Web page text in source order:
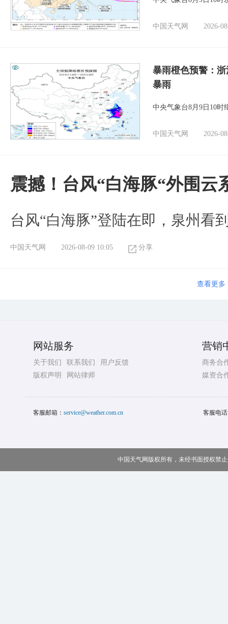
中国天气网 2026-
暴雨橙色预警：
暴雨
中央气象台8月9日10时
中国天气网 2026-
震撼！台风“白海豚“外围云
台风“白海豚”登陆在即，泉州看
中国天气网 2026-08-09 10:05 分享
查看更多
网站服务
关于我们 联系我们
用户反馈
版权声明
网站律师
营销
商务合
媒资合
客服邮箱： service@weather.com.cn 客服电
中国天气网版权所有，未经书面授权